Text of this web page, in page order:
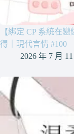
【綁定 CP 系統在
得｜現代言情 #100
2026 年 7 月 11